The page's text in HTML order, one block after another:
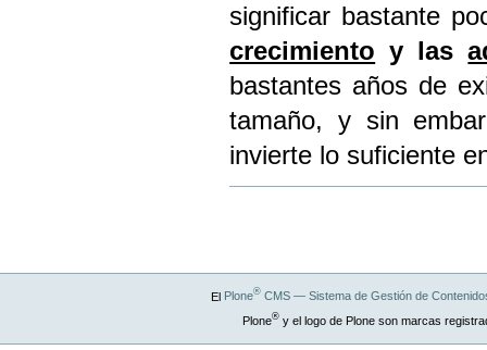
significar bastante
crecimiento y las
bastantes años de
tamaño, y sin
invierte lo suficiente
El Plone®CMS — Sistema de Gestión de
Plone®y el logo de Plone son marcas